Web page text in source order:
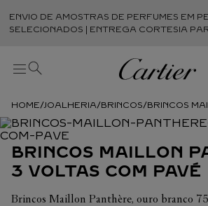
ENVIO DE AMOSTRAS DE PERFUMES EM
SELECIONADOS | ENTREGA CORTESIA
JOALHERIA BRINCOS BRINCOS
BRINCOS MAILLON
3 VOLTAS COM PAVÉ
Brincos Maillon Panthère, ouro branco